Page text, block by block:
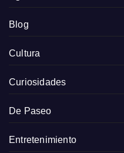
Blog
Cultura
Curiosidades
De Paseo
Entretenimiento